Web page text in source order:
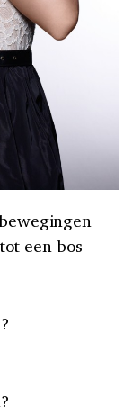
een bos